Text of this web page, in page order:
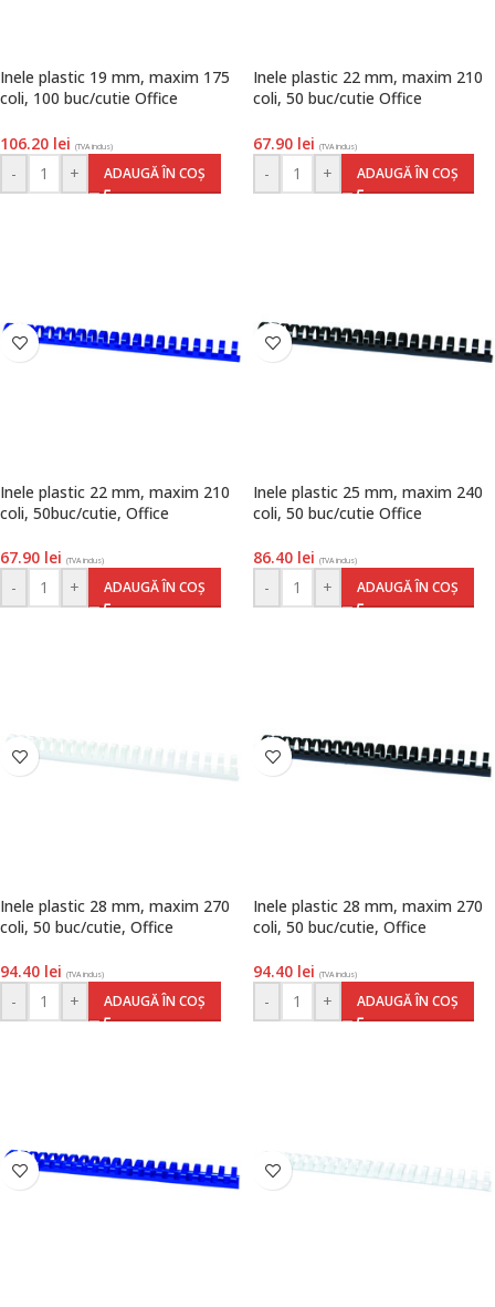
Inele plastic 19 mm, maxim 175
coli, 100 buc/cutie Office
106.20 lei (TVA inclus)
- + ADAUGĂ ÎN COȘ
Inele plastic 22 mm, maxim 210
coli, 50 buc/cutie Office
67.90 lei (TVA inclus)
- + ADAUGĂ ÎN COȘ
Inele plastic 22 mm, maxim 210
coli, 50buc/cutie, Office
67.90 lei (TVA inclus)
- + ADAUGĂ ÎN COȘ
Inele plastic 25 mm, maxim 240
coli, 50 buc/cutie Office
86.40 lei (TVA inclus)
- + ADAUGĂ ÎN COȘ
Inele plastic 28 mm, maxim 270
coli, 50 buc/cutie, Office
94.40 lei (TVA inclus)
- + ADAUGĂ ÎN COȘ
Inele plastic 28 mm, maxim 270
coli, 50 buc/cutie, Office
94.40 lei (TVA inclus)
- + ADAUGĂ ÎN COȘ